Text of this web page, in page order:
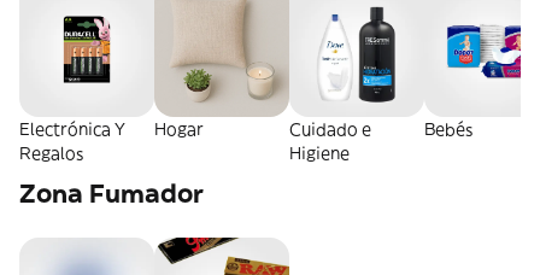
Electrónica Y
Regalos
Hogar
Cuidado e
Higiene
Bebés
Zona Fumador